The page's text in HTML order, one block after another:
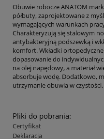
Obuwie robocze ANATOM
półbuty, zaprojektowane z
wymagających warunkach
Charakteryzują się stalowym
antybakteryjną podszewką i
komfort. Wkładki
dopasowanie do
na olej napędowy, a materiał
absorbuje wodę. Dodatkowo,
utrzymanie obuwia w czystości.
Pliki do pobrania:
Certyfikat
Deklaracja